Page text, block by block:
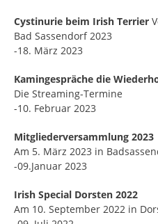
Cystinurie beim Irish Terrier
Bad Sassendorf 2023
-18. März 2023
Kamingespräche die
Die Streaming-Termine
-10. Februar 2023
Mitgliederversammlung 2023
Am 5. März 2023 in
-09.Januar 2023
Irish Special Dorsten 2022
Am 10. September 2022 in